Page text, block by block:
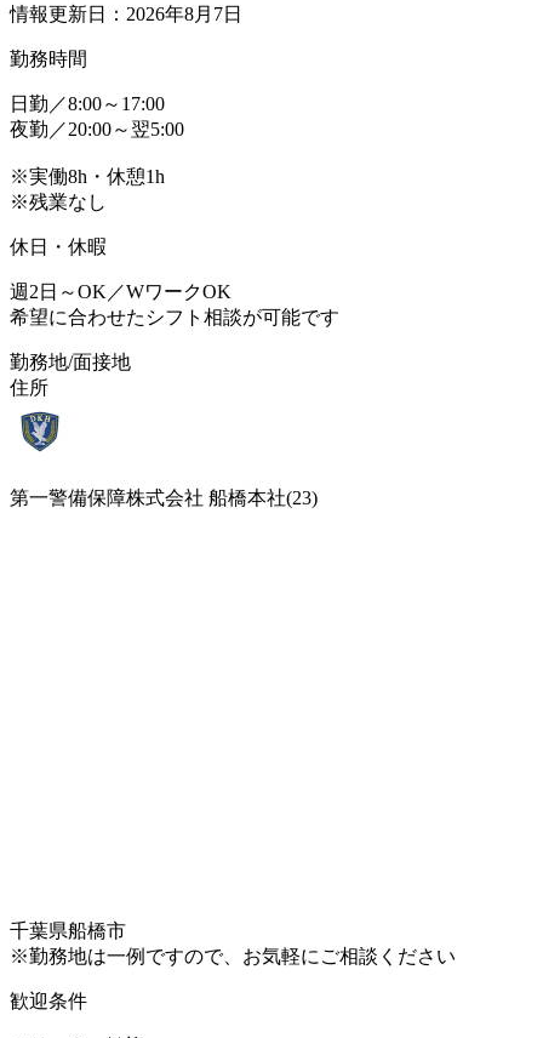
情報更新日：2026年8月7日
勤務時間
日勤／8:00～17:00
夜勤／20:00～翌5:00
※実働8h・休憩1h
※残業なし
休日・休暇
週2日～OK／WワークOK
希望に合わせたシフト相談が可能です
勤務地/面接地
住所
第一警備保障株式会社 船橋本社(23)
千葉県船橋市
※勤務地は一例ですので、お気軽にご相談ください
歓迎条件